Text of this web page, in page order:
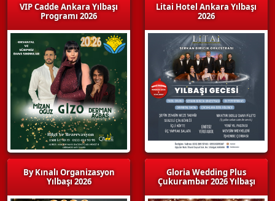
VIP Cadde Ankara Yılbaşı
Programı 2026
By Kınalı Organizasyon
Yılbaşı 2026
Litai Hotel Ankara Yılbaşı
2026
Gloria Wedding Plus
Çukurambar 2026 Yılbaşı